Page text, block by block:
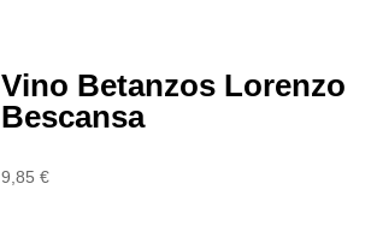
Vino Betanzos Lorenzo
Bescansa
9,85€